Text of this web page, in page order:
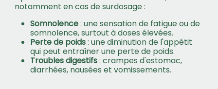
notamment en cas de surdosage :
Somnolence: une sensation de fatigue ou de
somnolence, surtout à doses élevées.
Perte de poids: une diminution de l'appétit
qui peut entraîner une perte de poids.
Troubles digestifs: crampes d'estomac,
diarrhées, nausées et vomissements.